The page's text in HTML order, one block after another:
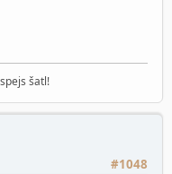
šatl!
#1048